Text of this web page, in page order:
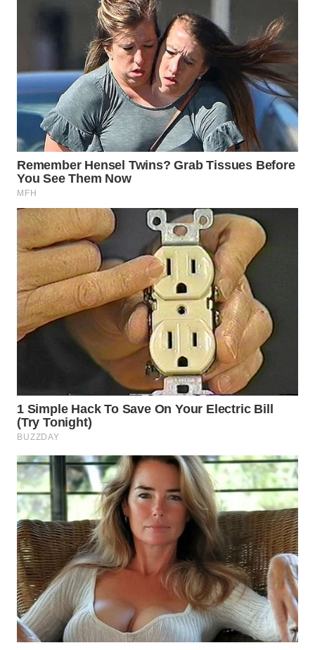
SUMEDANG
WN
CIANJUR
WN
KEPULAUAN
SERIBU
TANGERANG
WN
BINJAI
WN
CIREBON
WN
KUNINGAN
MAJALENGKA
WN
SUBANG
WN
SUKABUMI
WN
PURWAKARTA